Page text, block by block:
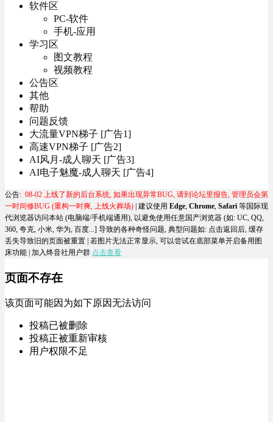
软件区
PC-软件
手机-应用
学习区
图文教程
视频教程
公告区
其他
帮助
问题反馈
大流量VPN梯子 [广告1]
高速VPN梯子 [广告2]
AI风月-成人聊天 [广告3]
AI电子魅魔-成人聊天 [广告4]
公告: 08-02 上线了新的后台系统, 如果出现异常BUG, 请到论坛里报告, 管理员会第
一时间修BUG (重构一时爽, 上线火葬场) | 建议使用 Edge, Chrome, Safari 等国际现
代浏览器访问本站 (电脑端/手机端通用), 以避免使用任意国产浏览器 (如: UC, QQ,
360, 夸克, 小米, 华为, 百度...] 导致的各种奇怪问题, 典型问题如: 点击返回后, 缓存
丢失导致旧的页面被重置 | 若图片无法正常显示, 可以尝试在底部菜单开启备用图
床功能 | 加入终音社用户群 点击查看
页面不存在
该页面可能因为如下原因无法访问
投稿已被删除
投稿正被重新审核
用户权限不足